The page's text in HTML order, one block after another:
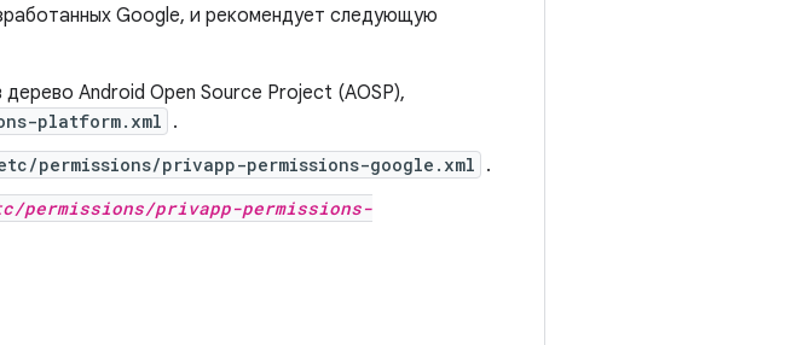
Google, и рекомендует следующую
Android Open Source Project (AOSP),
platform.xml .
permissions/privapp-permissions-google.xml .
permissions/privapp-permissions-